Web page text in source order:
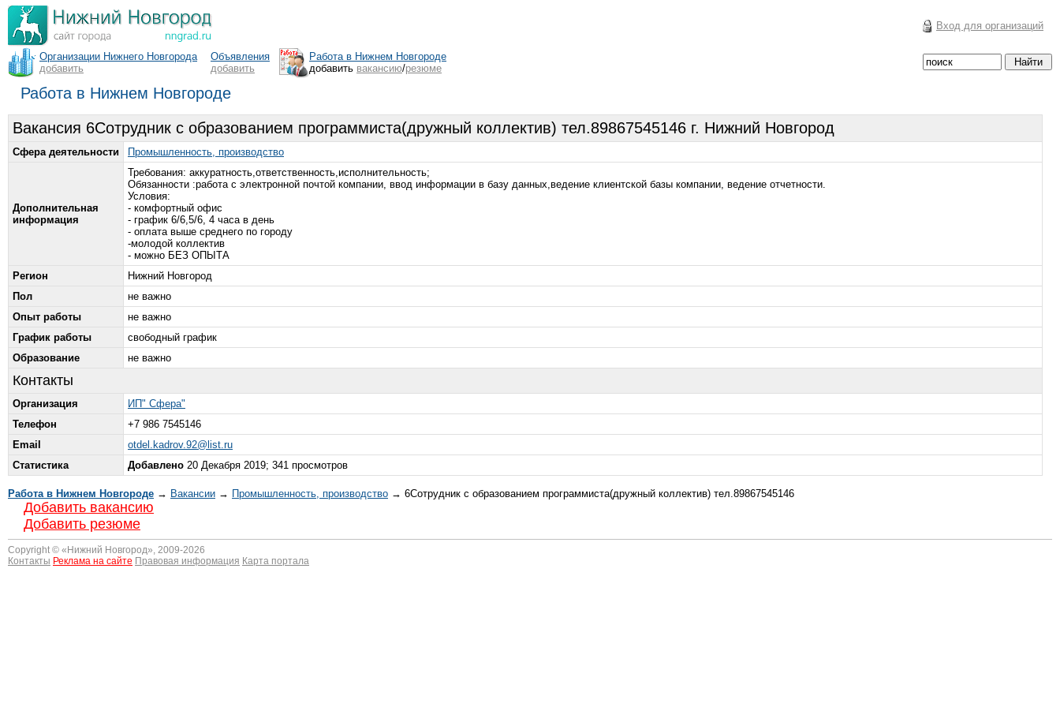
Вход для организаций
Организации Нижнего Новгорода
добавить
Объявления
добавить
Работа в Нижнем Новгороде
добавить вакансию/резюме
Работа в Нижнем Новгороде
Вакансия 6Сотрудник с образованием программиста(дружный коллектив) тел.89867545146 г. Нижний Новгород
Сфера деятельности Промышленность, производство
Дополнительная
информация
Требования: аккуратность,ответственность,исполнительность;
Обязанности :работа с электронной почтой компании, ввод информации в базу данных,ведение клиентской базы компании, ведение отчетности.
Условия:
- комфортный офис
- график 6/6,5/6, 4 часа в день
- оплата выше среднего по городу
-молодой коллектив
- можно БЕЗ ОПЫТА
Регион
Нижний Новгород
Пол
не важно
Опыт работы
не важно
График работы
свободный график
Образование
не важно
Контакты
Организация
ИП" Сфера"
Телефон
+7 986 7545146
Email
otdel.kadrov.92@list.ru
Статистика
Добавлено 20 Декабря 2019; 341 просмотров
Работа в Нижнем Новгороде → Вакансии → Промышленность, производство → 6Сотрудник с образованием программиста(дружный коллектив) тел.89867545146
Добавить вакансию
Добавить резюме
Copyright © « Нижний Новгород», 2009-2026
Контакты Реклама на сайте Правовая информация Карта портала